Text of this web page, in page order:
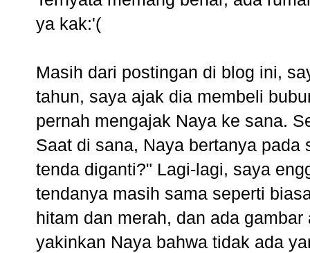
ya kak:'(
Masih dari postingan di blog ini,
tahun, saya ajak dia membeli
pernah mengajak Naya ke sana.
Saat di sana, Naya bertanya
tenda diganti?" Lagi-lagi, saya
tendanya masih sama seperti
hitam dan merah, dan ada
yakinkan Naya bahwa tidak ada